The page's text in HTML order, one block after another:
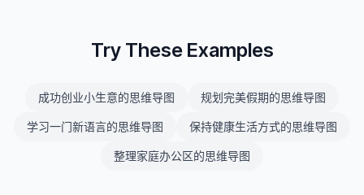
Try These Examples
成功创业小生意的思维导图 规划完美假期的思维导图
学习一门新语言的思维导图 保持健康生活方式的思维导图
整理家庭办公区的思维导图